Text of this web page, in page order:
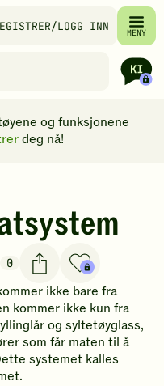
/LOGG INN MENY
og funksjonene
deg nå!
0
ikke bare fra
kommer ikke kun fra
og syltetøyglass,
som får maten til å
systemet kalles